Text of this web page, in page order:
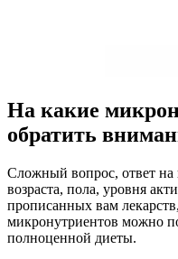
На какие
обратить
Сложный вопрос, ответ на
возраста, пола, уровня
прописанных вам
микронутриентов можно
полноценной диеты.